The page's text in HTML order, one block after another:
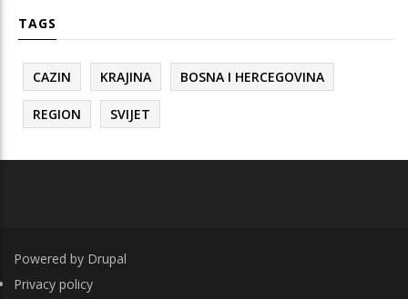
TAGS
CAZIN KRAJINA BOSNA I HERCEGOVINA
REGION SVIJET
Powered by Drupal
FOOTER
Privacy policy